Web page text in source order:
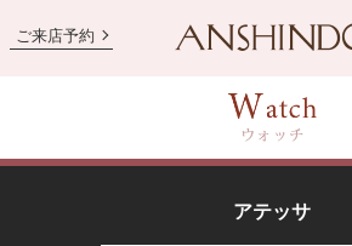
ご来店予約
アテッサ